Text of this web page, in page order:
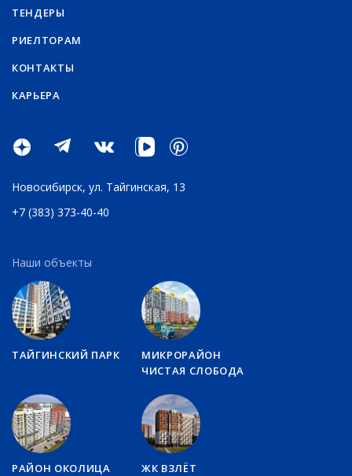
ТЕНДЕРЫ
РИЕЛТОРАМ
КОНТАКТЫ
КАРЬЕРА
Новосибирск, ул. Тайгинская, 13
+7 (383) 373-40-40
Наши объекты
ТАЙГИНСКИЙ ПАРК
МИКРОРАЙОН
ЧИСТАЯ СЛОБОДА
РАЙОН ОКОЛИЦА ЖК ВЗЛЁТ